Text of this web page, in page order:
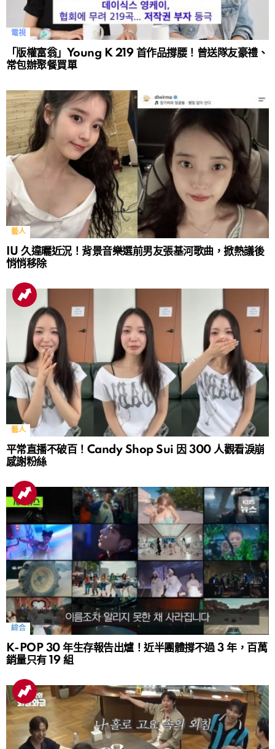
電視
「版權富翁」Young K 219 首作品撐腰！曾送隊友豪禮、
常包辦聚餐買單
藝人
IU 久違曬近況！背景音樂選前男友張基河歌曲，掀熱議後
悄悄移除
藝人
平常直播不破百！Candy Shop Sui 因 300 人觀看淚崩
感謝粉絲
綜合
K-POP 30 年生存報告出爐！近半團體撐不過 3 年，百萬
銷量只有 19 組